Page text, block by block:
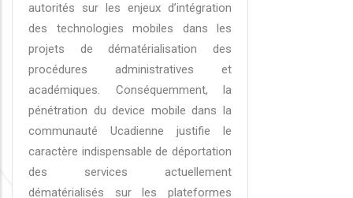
autorités sur les enjeux d’intégration
des technologies mobiles dans les
projets de dématérialisation des
procédures administratives et
académiques. Conséquemment, la
pénétration du device mobile dans la
communauté Ucadienne justifie le
caractère indispensable de déportation
des services actuellement
dématérialisés sur les plateformes